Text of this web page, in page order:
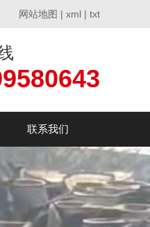
网站地图 | xml | txt
联系我们